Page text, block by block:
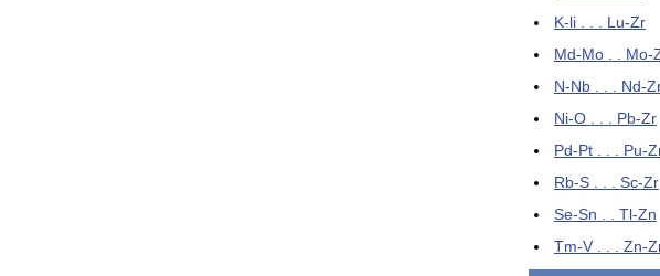
K-li . . . Lu-Zr
Md-Mo . . Mo-
N-Nb . . . Nd-
Ni-O . . . Pb-Zr
Pd-Pt . . . Pu-
Rb-S . . . Sc-Zr
Se-Sn . . Tl-Zn
Tm-V . . . Zn-